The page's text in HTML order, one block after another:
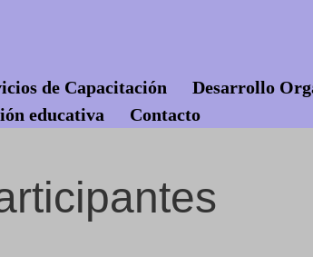
de Capacitación
Desarrollo
educativa Contacto